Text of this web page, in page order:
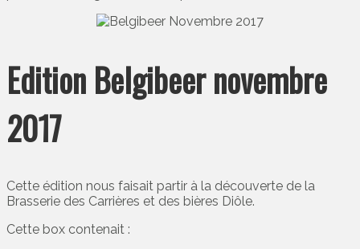
Edition Belgibeer novembre
2017
Cette édition nous faisait partir à la découverte de la
Brasserie des Carrières et des bières Diôle.
Cette box contenait :